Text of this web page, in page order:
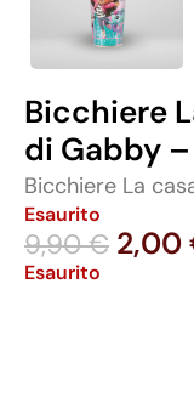
Bicchiere
di Gabby
Bicchiere La
Esaurito
9,90€ 2,00
Esaurito